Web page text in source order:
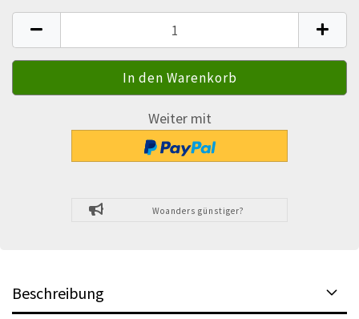
Weiter mit
Woanders günstiger?
Beschreibung